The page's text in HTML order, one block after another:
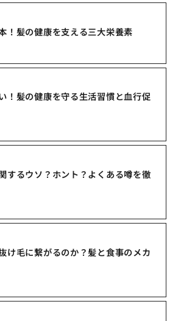
！髪の健康を支える三大栄養素
！髪の健康を守る生活習慣と血行促
するウソ？ホント？よくある噂を徹
け毛に繋がるのか？髪と食事のメカ